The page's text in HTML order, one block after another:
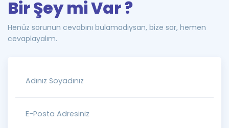
Bir Şey mi Var ?
Henüz sorunun cevabını bulamadıysan, bize sor, hemen
cevaplayalım.